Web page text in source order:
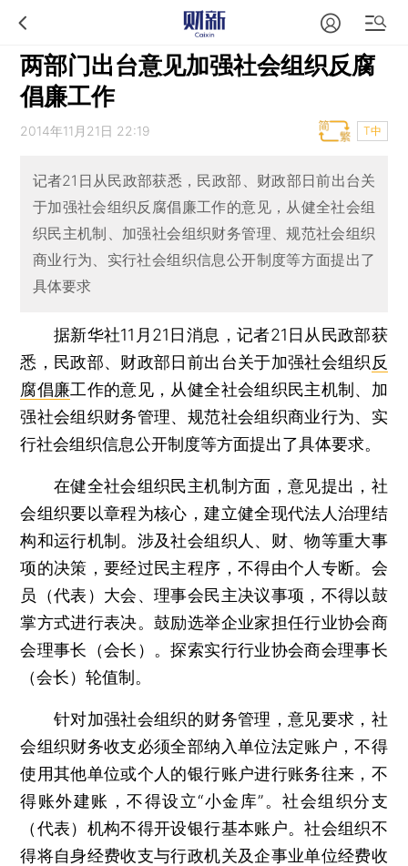
两部门出台意见加强社会组织反腐
倡廉工作
2014年11月21日 22:19 T中
记者21日从民政部获悉，民政部、财政部日前出台关
于加强社会组织反腐倡廉工作的意见，从健全社会组
织民主机制、加强社会组织财务管理、规范社会组织
商业行为、实行社会组织信息公开制度等方面提出了
具体要求
据新华社11月21日消息，记者21日从民政部获
悉，民政部、财政部日前出台关于加强社会组织反
腐倡廉工作的意见，从健全社会组织民主机制、加
强社会组织财务管理、规范社会组织商业行为、实
行社会组织信息公开制度等方面提出了具体要求。
在健全社会组织民主机制方面，意见提出，社
会组织要以章程为核心，建立健全现代法人治理结
构和运行机制。涉及社会组织人、财、物等重大事
项的决策，要经过民主程序，不得由个人专断。会
员（代表）大会、理事会民主决议事项，不得以鼓
掌方式进行表决。鼓励选举企业家担任行业协会商
会理事长（会长）。探索实行行业协会商会理事长
（会长）轮值制。
针对加强社会组织的财务管理，意见要求，社
会组织财务收支必须全部纳入单位法定账户，不得
使用其他单位或个人的银行账户进行账务往来，不
得账外建账，不得设立“小金库”。社会组织分支
（代表）机构不得开设银行基本账户。社会组织不
得将自身经费收支与行政机关及企事业单位经费收